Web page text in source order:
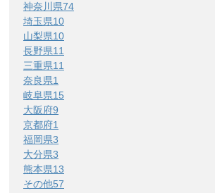
神奈川県74
埼玉県10
山梨県10
長野県11
三重県11
奈良県1
岐阜県15
大阪府9
京都府1
福岡県3
大分県3
熊本県13
その他57